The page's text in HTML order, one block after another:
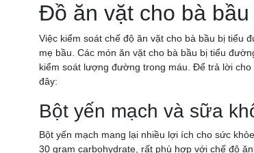
Đồ ăn vặt cho bà
Việc kiểm soát chế độ ăn vặt cho bà bầu bị tiểu
mẹ bầu. Các món ăn vặt cho bà bầu bị tiểu
kiểm soát lượng đường trong máu. Để trả lời
đây:
Bột yến mạch và sữa
Bột yến mạch mang lại nhiều lợi ích cho sức
30 gram carbohydrate, rất phù hợp với chế độ